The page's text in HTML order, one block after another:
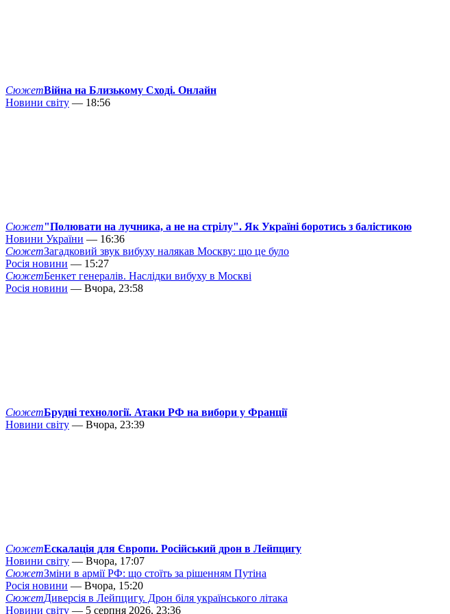
СюжетВійна на Близькому Сході. Онлайн
Новини світу — 18:56
Сюжет"Полювати на лучника, а не на стрілу". Як Україні боротись з балістикою
Новини України — 16:36
СюжетЗагадковий звук вибуху налякав Москву: що це було
Росія новини — 15:27
СюжетБенкет генералів. Наслідки вибуху в Москві
Росія новини — Вчора, 23:58
СюжетБрудні технології. Атаки РФ на вибори у Франції
Новини світу — Вчора, 23:39
СюжетЕскалація для Європи. Російський дрон в Лейпцигу
Новини світу — Вчора, 17:07
СюжетЗміни в армії РФ: що стоїть за рішенням Путіна
Росія новини — Вчора, 15:20
СюжетДиверсія в Лейпцигу. Дрон біля українського літака
Новини світу — 5 серпня 2026, 23:36